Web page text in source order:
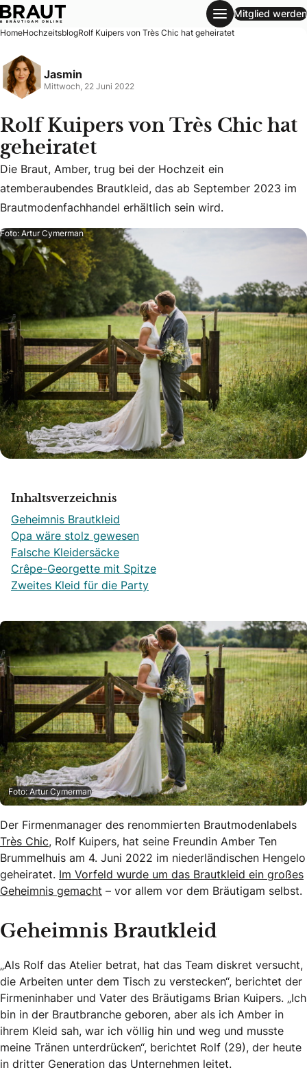
Rolf Kuipers von Très Chic hat geheiratet
Mitglied werden
HomeHochzeitsblogRolf Kuipers von Très Chic hat geheiratet
Jasmin
Mittwoch, 22 Juni 2022
Rolf Kuipers von Très Chic hat
geheiratet
Die Braut, Amber, trug bei der Hochzeit ein
Die Braut, Amber, trug bei der Hochzeit ein
atemberaubendes Brautkleid, das ab September 2023 im
Brautmodenfachhandel erhältlich sein wird.
Foto: Artur Cymerman
Inhaltsverzeichnis
Geheimnis Brautkleid
Opa wäre stolz gewesen
Falsche Kleidersäcke
Crêpe-Georgette mit Spitze
Zweites Kleid für die Party
Foto: Artur Cymerman
Der Firmenmanager des renommierten Brautmodenlabels
Très Chic, Rolf Kuipers, hat seine Freundin Amber Ten
Brummelhuis am 4. Juni 2022 im niederländischen Hengelo
geheiratet. Im Vorfeld wurde um das Brautkleid ein großes
Geheimnis gemacht – vor allem vor dem Bräutigam selbst.
Geheimnis Brautkleid
„Als Rolf das Atelier betrat, hat das Team diskret versucht,
die Arbeiten unter dem Tisch zu verstecken“, berichtet der
Firmeninhaber und Vater des Bräutigams Brian Kuipers. „Ich
bin in der Brautbranche geboren, aber als ich Amber in
ihrem Kleid sah, war ich völlig hin und weg und musste
meine Tränen unterdrücken“, berichtet Rolf (29), der heute
in dritter Generation das Unternehmen leitet.